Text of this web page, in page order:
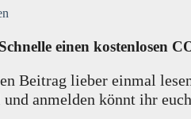
einen kostenlosen
Beitrag lieber einmal
anmelden könnt ihr